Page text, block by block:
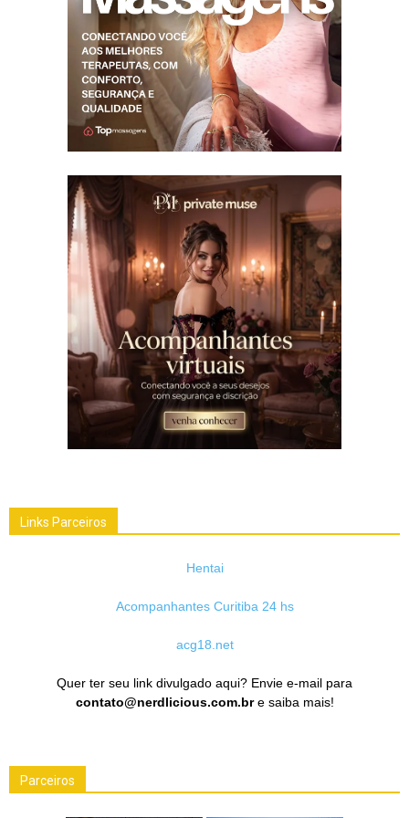
Links Parceiros
Hentai
Acompanhantes Curitiba 24 hs
acg18.net
Quer ter seu link divulgado aqui? Envie e-mail para
contato@nerdlicious.com.bre saiba mais!
Parceiros